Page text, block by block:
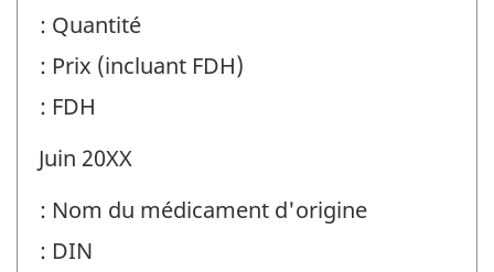
: Quantité
: Prix (incluant FDH)
: FDH
Juin 20XX
: Nom du médicament d'origine
: DIN